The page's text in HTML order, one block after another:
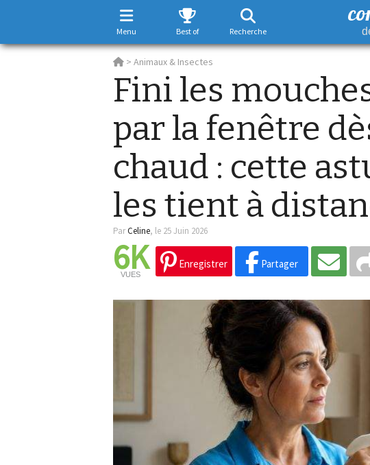
Menu Best of Recherche
> Animaux & Insectes
Fini les
par la fenêtre
chaud : cette
les tient à
ParCeline, le 25 Juin 2026
6K
VUES
Enregistrer Partager